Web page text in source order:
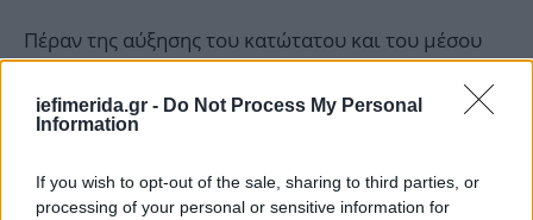
iefimerida.gr - Do Not Process My Personal
Information
If you wish to opt-out of the sale, sharing to third parties, or
processing of your personal or sensitive information for
Πέραν της αύξησης του κατώτατου και του μέσου
μισθού, της περαιτέρω μείωσης των ασφαλιστικών
εισφορών και της αύξησης του αφορολόγητου κατά
1.000 ευρώ για οικογένειες με παιδιά, ο